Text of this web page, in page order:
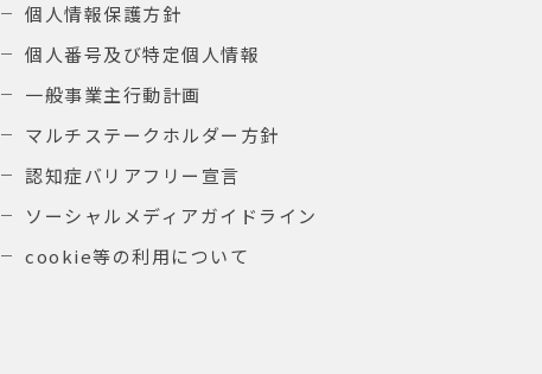
個人情報保護方針
個人番号及び特定個人情報
一般事業主行動計画
マルチステークホルダー方針
認知症バリアフリー宣言
ソーシャルメディアガイドライン
cookie等の利用について